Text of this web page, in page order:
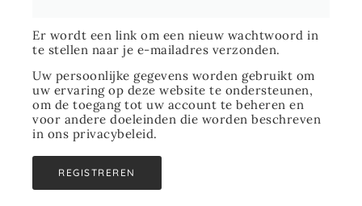
Er wordt een link om een nieuw wachtwoord in
te stellen naar je e-mailadres verzonden.
Uw persoonlijke gegevens worden gebruikt om
uw ervaring op deze website te ondersteunen,
om de toegang tot uw account te beheren en
voor andere doeleinden die worden beschreven
in ons privacybeleid.
REGISTREREN